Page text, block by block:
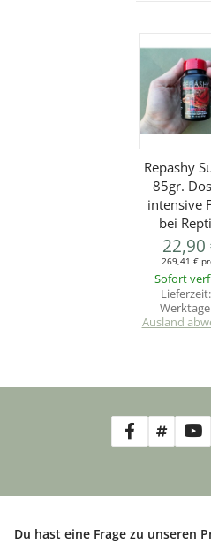
Repashy
85gr.
intensive
bei
22,90
269,41 €
Sofort
Lieferzeit:
Werktage
Ausland
Du hast eine Frage zu unseren